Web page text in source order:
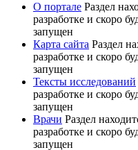
О портале Раздел
разработке и скоро
запущен
Карта сайта Раздел
разработке и скоро
запущен
Тексты исследований
разработке и скоро
запущен
Врачи Раздел
разработке и скоро
запущен